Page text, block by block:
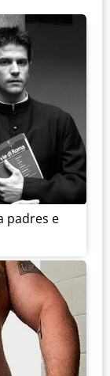
padres e